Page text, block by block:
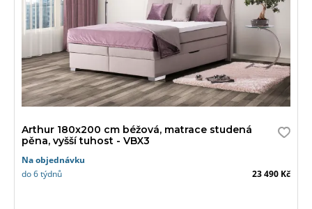
Arthur 180x200 cm béžová, matrace studená
pěna, vyšší tuhost - VBX3
Na objednávku
do 6 týdnů
23 490 Kč